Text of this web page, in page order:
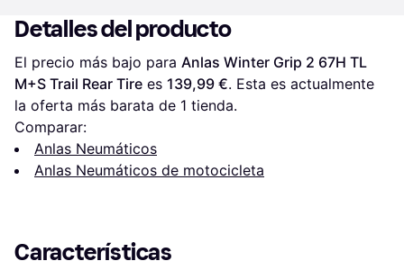
Detalles del producto
El precio más bajo para Anlas Winter Grip 2 67H TL
M+S Trail Rear Tire es 139,99 €. Esta es actualmente
la oferta más barata de 1 tienda.
Comparar:
Anlas Neumáticos
Anlas Neumáticos de motocicleta
Características